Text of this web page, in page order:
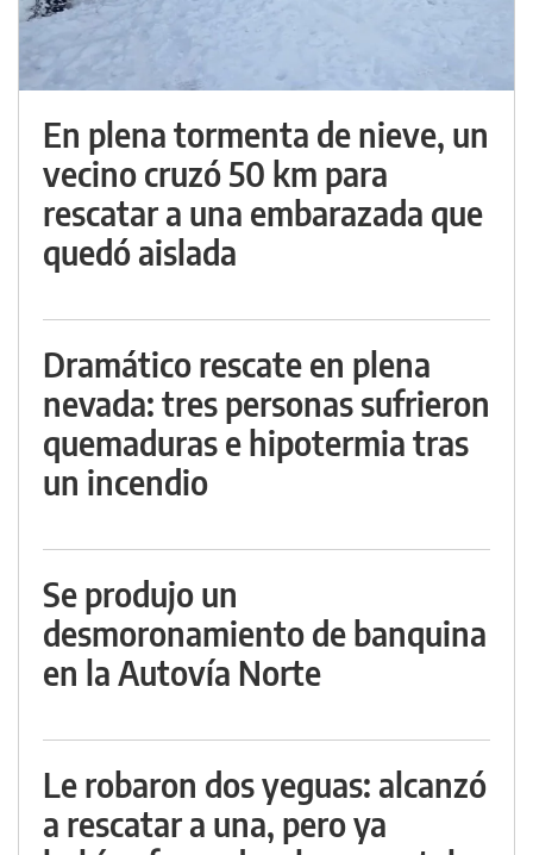
En plena tormenta de nieve, un
vecino cruzó 50 km para
rescatar a una embarazada que
quedó aislada
Dramático rescate en plena
nevada: tres personas sufrieron
quemaduras e hipotermia tras
un incendio
Se produjo un
desmoronamiento de banquina
en la Autovía Norte
Le robaron dos yeguas: alcanzó
a rescatar a una, pero ya